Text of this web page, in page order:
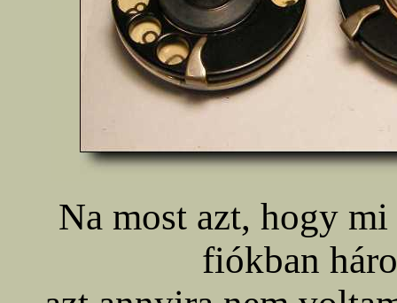
Na most azt, hogy
fiókban